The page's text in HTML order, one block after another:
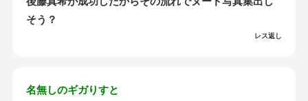
そう？
レス返し
名無しのギガりすと